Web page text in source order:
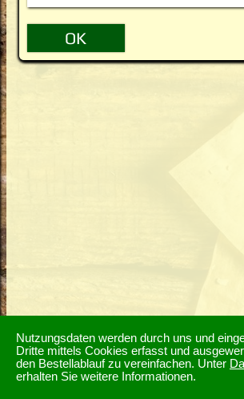
Nutzungsdaten werden durch uns und
Dritte mittels Cookies erfasst und
den Bestellablauf zu vereinfachen. Unter
erhalten Sie weitere Informationen.